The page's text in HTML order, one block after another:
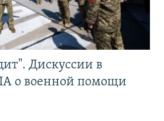
Дискуссии в
о военной помощи